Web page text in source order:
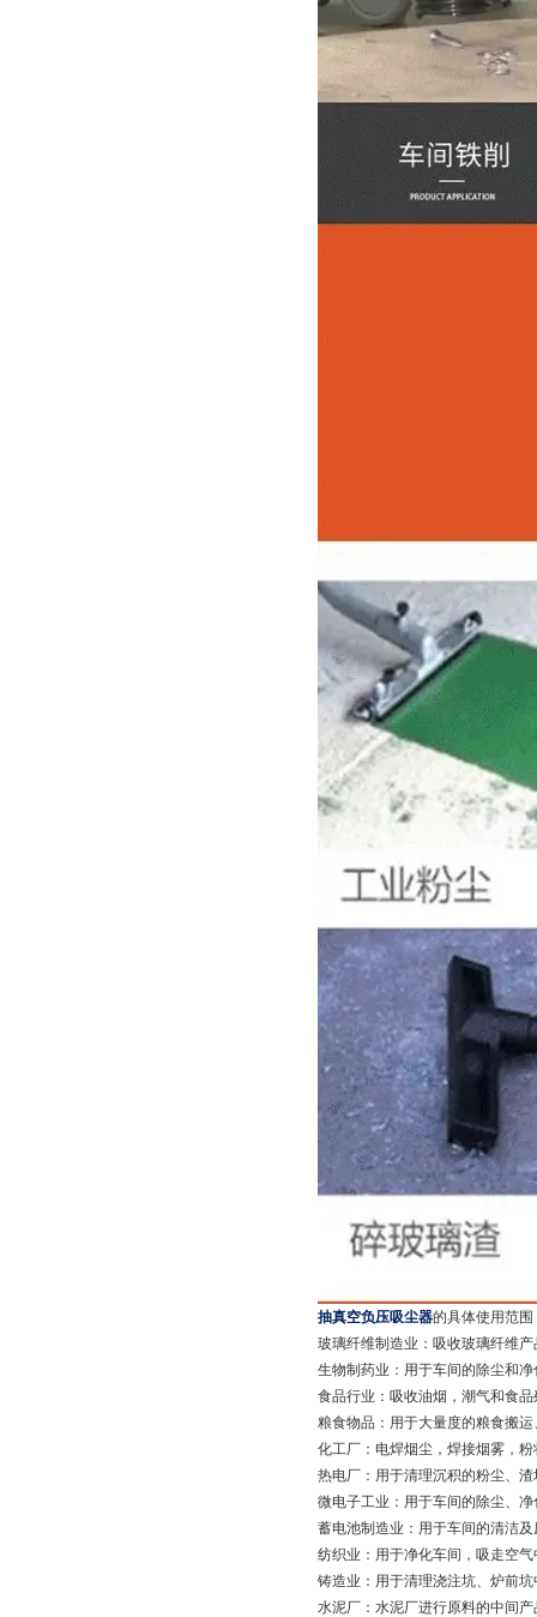
抽真空负压吸尘器的具体使用范围
玻璃纤维制造业：吸收玻璃纤维
生物制药业：用于车间的除尘和净
食品行业：吸收油烟，潮气和食品
粮食物品：用于大量度的粮食搬
化工厂：电焊烟尘，焊接烟雾，
热电厂：用于清理沉积的粉尘、
微电子工业：用于车间的除尘、
蓄电池制造业：用于车间的清洁
纺织业：用于净化车间，吸走空
铸造业：用于清理浇注坑、炉前
水泥厂：水泥厂进行原料的中间